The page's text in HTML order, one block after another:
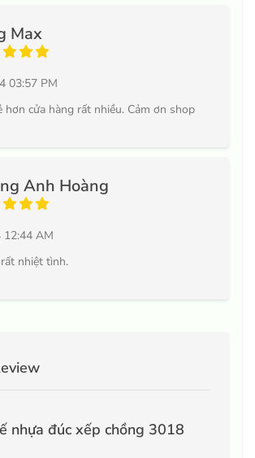
Max
03:57 PM
hơn cửa hàng rất nhiều. Cảm ơn shop
Anh Hoàng
12:44 AM
nhiệt tình.
nhựa đúc xếp chồng 3018